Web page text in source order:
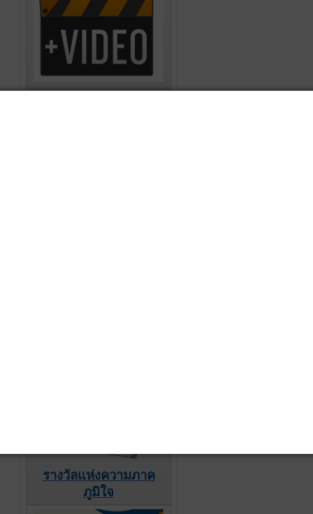
รางวัลแห่งความภาค
ภูมิใจ